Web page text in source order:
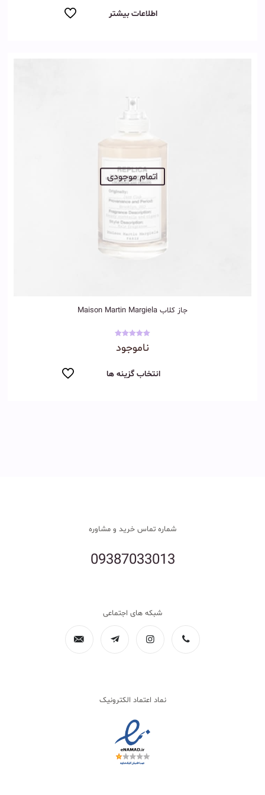
اطلاعات بیشتر
اتمام موجودی
جاز کلاب Maison Martin Margiela
5.00
ناموجود
انتخاب گزینه ها
09387033013
شماره تماس خرید و مشاوره
شبکه های اجتماعی
نماد اعتماد الکترونیک